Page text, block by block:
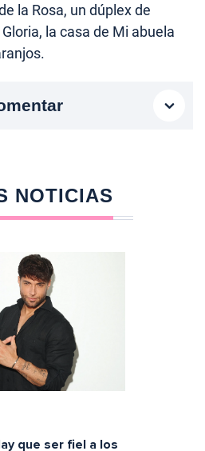
la Rosa, un dúplex de
la casa de Mi abuela
NOTICIAS
que ser fiel a los